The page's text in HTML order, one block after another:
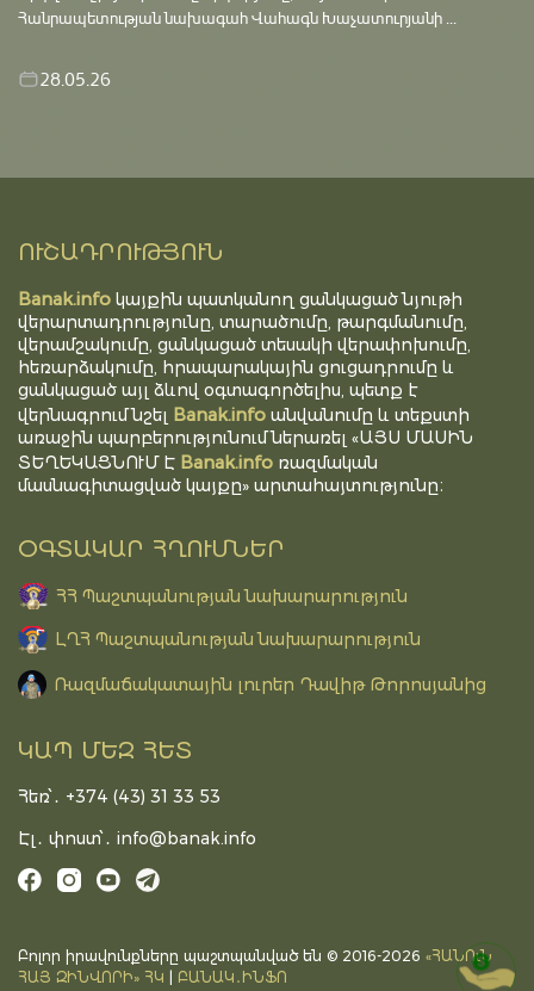
Հանրապետության նախագահ Վահագն Խաչատուրյանի ...
28.05.26
ՈՒՇԱԴՐՈՒԹՅՈՒՆ
Banak.info կայքին պատկանող ցանկացած նյութի
վերարտադրությունը, տարածումը, թարգմանումը,
վերամշակումը, ցանկացած տեսակի վերափոխումը,
հեռարձակումը, հրապարակային ցուցադրումը և
ցանկացած այլ ձևով օգտագործելիս, պետք է
վերնագրում նշել Banak.info անվանումը և տեքստի
առաջին պարբերությունում ներառել «ԱՅՍ ՄԱՍԻՆ
ՏԵՂԵԿԱՑՆՈՒՄ Է Banak.info ռազմական
մասնագիտացված կայքը» արտահայտությունը։
ՕԳՏԱԿԱՐ ՀՂՈՒՄՆԵՐ
ՀՀ Պաշտպանության նախարարություն
ԼՂՀ Պաշտպանության նախարարություն
Ռազմաճակատային լուրեր Դավիթ Թորոսյանից
ԿԱՊ ՄԵԶ ՀԵՏ
Հեռ՝․ +374 (43) 31 33 53
Էլ․ փոստ՝․ info@banak.info
Բոլոր իրավունքները պաշտպանված են © 2016-2026 «ՀԱՆՈւՆ
ՀԱՅ ԶԻՆՎՈՐԻ» ՀԿ
ԲԱՆԱԿ․ԻՆՖՈ